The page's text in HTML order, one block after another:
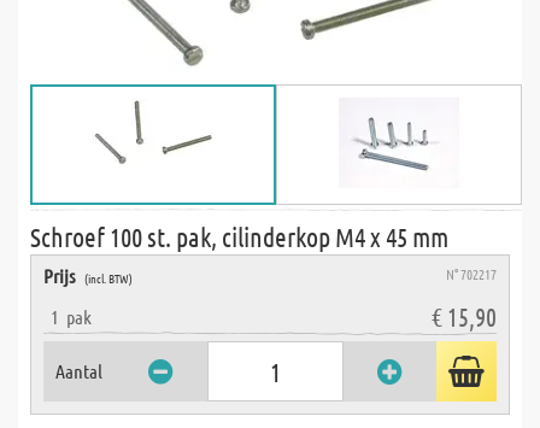
Schroef 100 st. pak, cilinderkop M4 x 45 mm
Prijs (incl. BTW) N° 702217
1 pak € 15,90
Aantal